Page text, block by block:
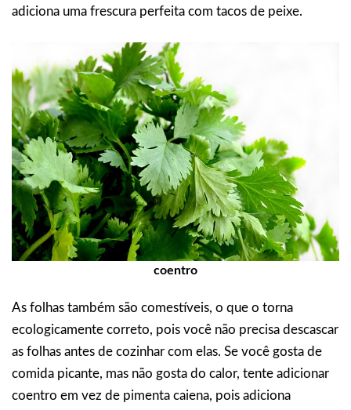
adiciona uma frescura perfeita com tacos de peixe.
coentro
As folhas também são comestíveis, o que o torna
ecologicamente correto, pois você não precisa descascar
as folhas antes de cozinhar com elas. Se você gosta de
comida picante, mas não gosta do calor, tente adicionar
coentro em vez de pimenta caiena, pois adiciona